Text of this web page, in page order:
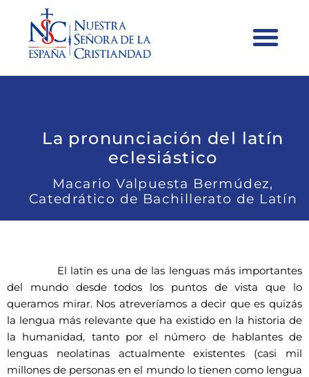
La pronunciación del latín
eclesiástico
Macario Valpuesta Bermúdez,
Catedrático de Bachillerato de Latín
El latín es una de las lenguas más importantes
del mundo desde todos los puntos de vista que lo
queramos mirar. Nos atreveríamos a decir que es quizás
la lengua más relevante que ha existido en la historia de
la humanidad, tanto por el número de hablantes de
lenguas neolatinas actualmente existentes (casi mil
millones de personas en el mundo lo tienen como lengua